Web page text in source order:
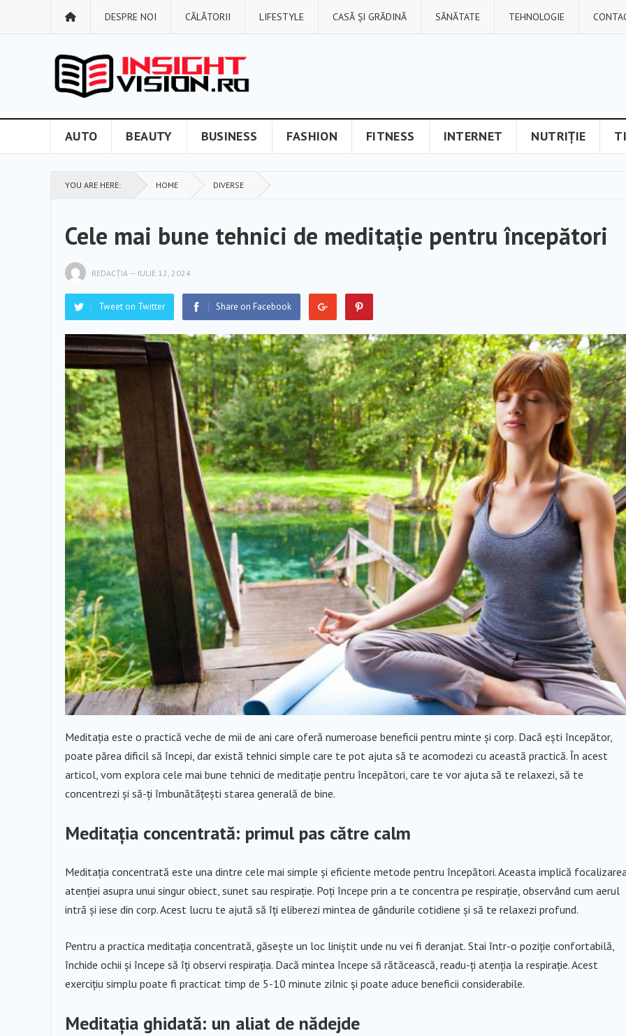
DESPRE NOI CĂLĂTORII LIFESTYLE CASĂ ȘI GRĂDINĂ SĂNĂTATE TEHNOLOGIE
AUTO BEAUTY BUSINESS FASHION FITNESS INTERNET NUTRIȚIE
YOU ARE HERE: HOME DIVERSE
Cele mai bune tehnici de meditație pentru începători
REDACȚIA — IULIE 12, 2024
Tweet on Twitter Share on Facebook
Meditația este o practică veche de mii de ani care oferă numeroase beneficii pentru minte și corp. Dacă ești începător,
poate părea dificil să începi, dar există tehnici simple care te pot ajuta să te acomodezi cu această practică. În acest
articol, vom explora cele mai bune tehnici de meditație pentru începători, care te vor ajuta să te relaxezi, să te
concentrezi și să-ți îmbunătățești starea generală de bine.
Meditația concentrată: primul pas către calm
Meditația concentrată este una dintre cele mai simple și eficiente metode pentru începători. Aceasta implică
atenției asupra unui singur obiect, sunet sau respirație. Poți începe prin a te concentra pe respirație, observând cum aerul
intră și iese din corp. Acest lucru te ajută să îți eliberezi mintea de gândurile cotidiene și să te relaxezi profund.
Pentru a practica meditația concentrată, găsește un loc liniștit unde nu vei fi deranjat. Stai într-o poziție confortabilă,
închide ochii și începe să îți observi respirația. Dacă mintea începe să rătăcească, readu-ți atenția la respirație. Acest
exercițiu simplu poate fi practicat timp de 5-10 minute zilnic și poate aduce beneficii considerabile.
Meditația ghidată: un aliat de nădejde